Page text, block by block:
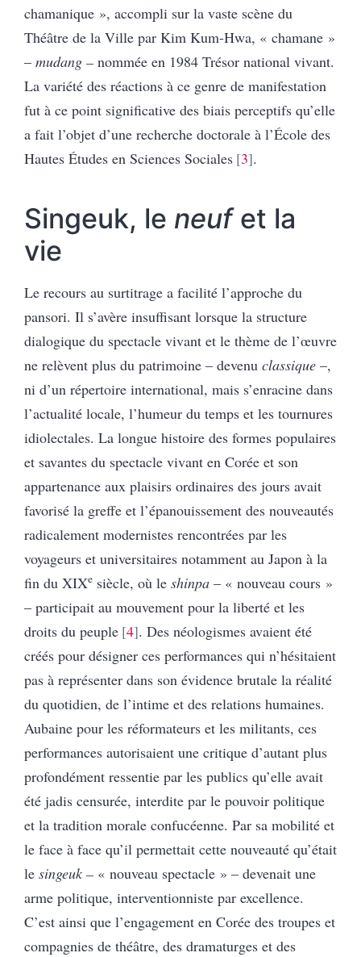
chamanique », accompli sur la vaste scène du
Théâtre de la Ville par Kim Kum-Hwa, « chamane »
– mudang – nommée en 1984 Trésor national vivant.
La variété des réactions à ce genre de manifestation
fut à ce point significative des biais perceptifs qu’elle
a fait l’objet d’une recherche doctorale à l’École des
Hautes Études en Sciences Sociales 3 .
Singeuk, le neufet la
vie
Le recours au surtitrage a facilité l’approche du
pansori. Il s’avère insuffisant lorsque la structure
dialogique du spectacle vivant et le thème de l’œuvre
ne relèvent plus du patrimoine – devenu classique –,
ni d’un répertoire international, mais s’enracine dans
l’actualité locale, l’humeur du temps et les tournures
idiolectales. La longue histoire des formes populaires
et savantes du spectacle vivant en Corée et son
appartenance aux plaisirs ordinaires des jours avait
favorisé la greffe et l’épanouissement des nouveautés
radicalement modernistes rencontrées par les
voyageurs et universitaires notamment au Japon à la
fin du XIXe siècle, où le shinpa – « nouveau cours »
– participait au mouvement pour la liberté et les
droits du peuple 4 . Des néologismes avaient été
créés pour désigner ces performances qui n’hésitaient
pas à représenter dans son évidence brutale la réalité
du quotidien, de l’intime et des relations humaines.
Aubaine pour les réformateurs et les militants, ces
performances autorisaient une critique d’autant plus
profondément ressentie par les publics qu’elle avait
été jadis censurée, interdite par le pouvoir politique
et la tradition morale confucéenne. Par sa mobilité et
le face à face qu’il permettait cette nouveauté qu’était
le singeuk – « nouveau spectacle » – devenait une
arme politique, interventionniste par excellence.
C’est ainsi que l’engagement en Corée des troupes et
compagnies de théâtre, des dramaturges et des